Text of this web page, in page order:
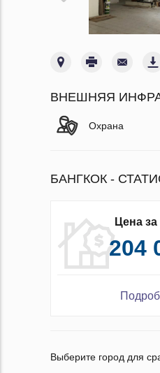
ВНЕШНЯЯ
Охрана
БАНГКОК -
Цена за
204
Выберите город для